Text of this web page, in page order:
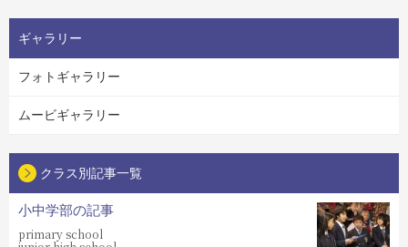
ギャラリー
フォトギャラリー
ムービギャラリー
クラス別記事一覧
小中学部の記事
primary school